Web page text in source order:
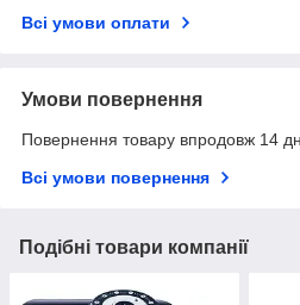
Всі умови оплати
Умови повернення
Повернення товару впродовж 14
Всі умови повернення
Подібні товари компанії